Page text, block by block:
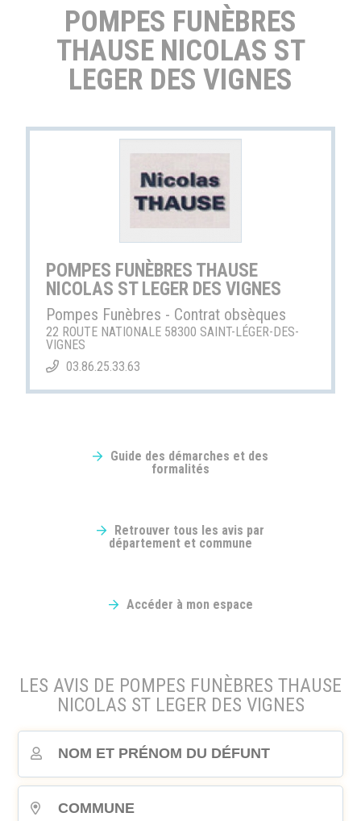
POMPES FUNÈBRES
THAUSE NICOLAS ST
LEGER DES VIGNES
POMPES FUNÈBRES THAUSE
NICOLAS ST LEGER DES VIGNES
Pompes Funèbres - Contrat obsèques
22 ROUTE NATIONALE 58300 SAINT-LÉGER-DES-
VIGNES
03.86.25.33.63
Guide des démarches et des
formalités
Retrouver tous les avis par
département et commune
Accéder à mon espace
LES AVIS DE POMPES FUNÈBRES THAUSE
NICOLAS ST LEGER DES VIGNES